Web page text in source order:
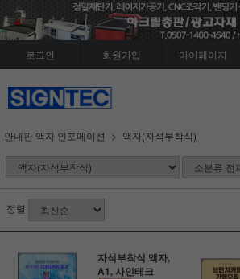
로그인 회원가입 마이페이지
안내판 액자 인포메이션 액자(자석부착식)
정렬
자석부착식 액자,
A1, 사인테크